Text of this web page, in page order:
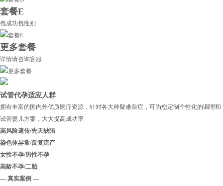
套餐E
包成功包性别
更多套餐
详情请咨询客服
试管代孕适应人群
拥有丰富的国内外优质医疗资源，针对各大种疑难杂症，可为您定制个性化的调理和
试管婴儿方案，大大提高成功率
高风险遗传/先天缺陷
染色体异常/反复流产
女性不孕/男性不孕
高龄不孕/二胎
— 真实案例 —